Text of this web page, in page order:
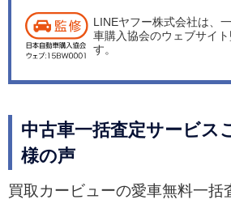
LINEヤフー株式会社は、
車購入協会のウェブサイ
す。
中古車一括査定サービス
様の声
買取カービューの愛車無料一括